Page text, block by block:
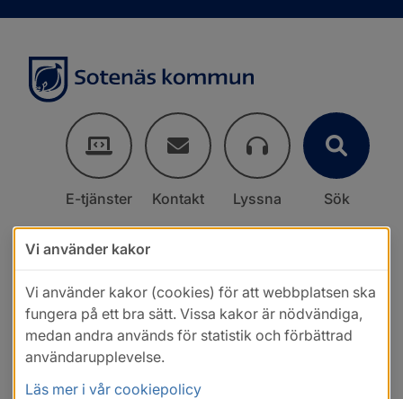
E-tjänster Kontakt Lyssna Sök
Vi använder kakor
Vi använder kakor (cookies) för att webbplatsen ska
fungera på ett bra sätt. Vissa kakor är nödvändiga,
medan andra används för statistik och förbättrad
användarupplevelse.
Läs mer i vår cookiepolicy